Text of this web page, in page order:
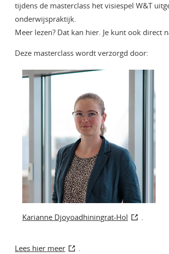
tijdens de masterclass het visiespel W&T
onderwijspraktijk.
Meer lezen? Dat kan hier. Je kunt ook direct
Deze masterclass wordt verzorgd door:
Karianne Djoyoadhiningrat-Hol .
Lees hier meer .